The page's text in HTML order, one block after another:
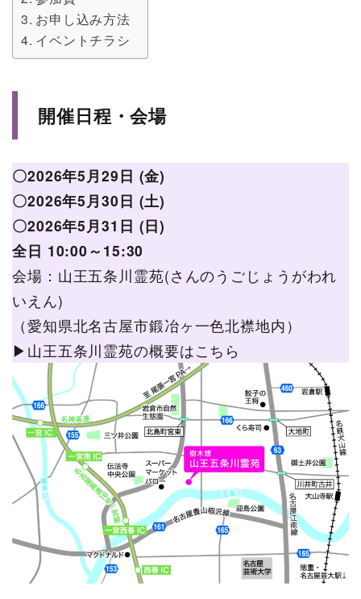
お申し込み方法
イベントチラシ
開催日程・会場
〇2026年5月29日 (金)
〇2026年5月30日 (土)
〇2026年5月31日 (日)
全日 10:00～15:30
会場：山王五条川霊苑(さんのうごじょうがわれ
いえん)
（愛知県北名古屋市鍛冶ヶ一色北襟地内）
▶山王五条川霊苑の概要はこちら